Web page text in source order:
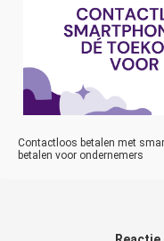
Contactloos betalen met
betalen voor ondernemers